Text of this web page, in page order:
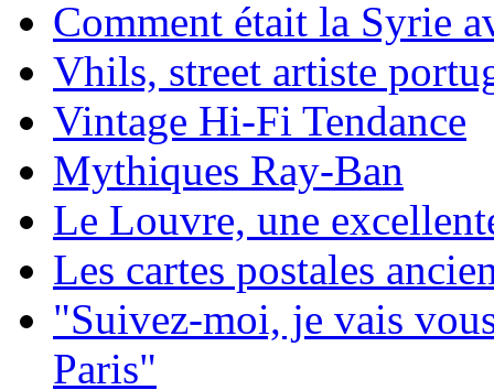
Comment était la Syrie
Vhils, street artiste
Vintage Hi-Fi Tendance
Mythiques Ray-Ban
Le Louvre, une
Les cartes postales
"Suivez-moi, je vais
Paris"